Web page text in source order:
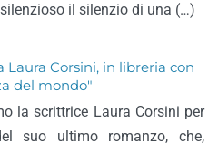
il silenzio di una (…)
Laura Corsini, in libreria con
del mondo"
la scrittrice Laura Corsini per
suo ultimo romanzo, che,